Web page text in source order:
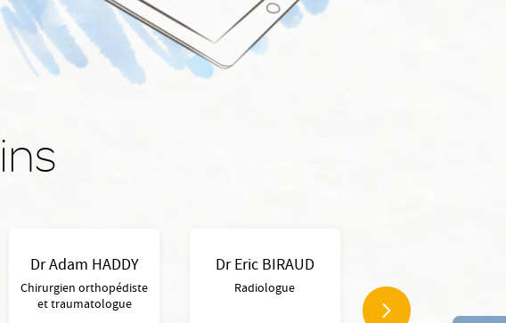
Dr Adam HADDY
Chirurgien orthopédiste
et traumatologue
Dr Eric BIRAUD
Radiologue
Chirurgien dentiste